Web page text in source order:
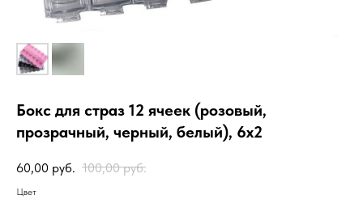
Бокс для страз 12 ячеек (розовый,
прозрачный, черный, белый), 6х2
60,00 руб. 100,00 руб.
Цвет